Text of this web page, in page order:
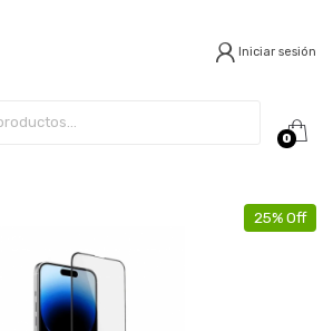
Iniciar sesión
0
25% Off